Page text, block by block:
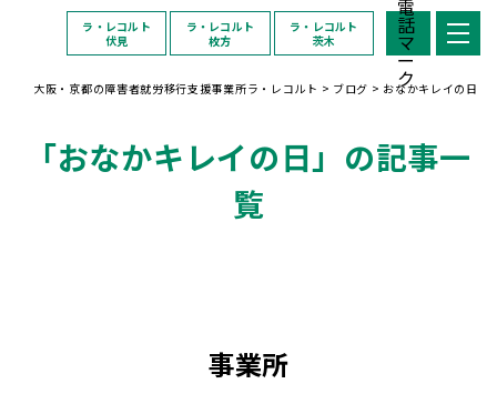
ラ・レコルト
伏見
ラ・レコルト
枚方
ラ・レコルト
茨木
大阪・京都の障害者就労移行支援事業所ラ・レコルト > ブログ > おなかキレイの日
「おなかキレイの日」の記事一
覧
事業所